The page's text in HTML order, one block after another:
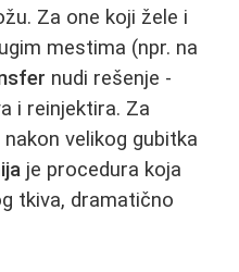
Za one koji žele i
mestima (npr. na
nudi rešenje -
i reinjektira. Za
velikog gubitka
je procedura koja
tkiva, dramatično